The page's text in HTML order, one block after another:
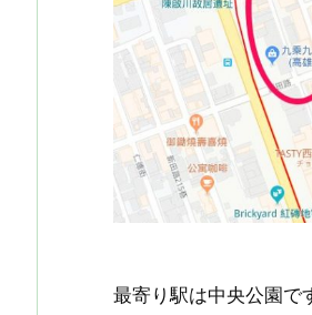
最寄り駅は中央公園で